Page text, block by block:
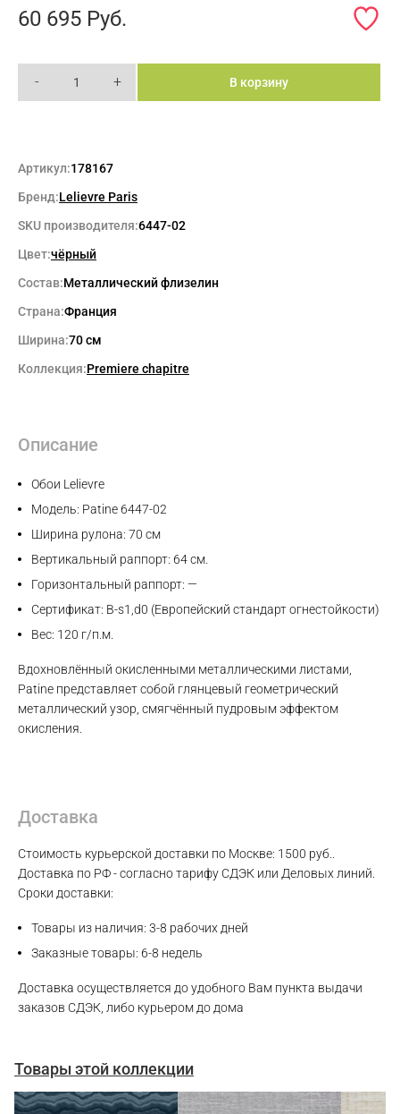
60 695 Руб.
- + В корзину
Артикул:178167
Бренд:Lelievre Paris
SKU производителя:6447-02
Цвет:чёрный
Состав:Металлический флизелин
Страна:Франция
Ширина:70 см
Коллекция:Premiere chapitre
Описание
Обои Lelievre
Модель: Patine 6447-02
Ширина рулона: 70 см
Вертикальный раппорт: 64 см.
Горизонтальный раппорт: —
Сертификат: B-s1,d0 (Европейский стандарт огнестойкости)
Вес: 120 г/п.м.
Вдохновлённый окисленными металлическими листами,
Patine представляет собой глянцевый геометрический
металлический узор, смягчённый пудровым эффектом
окисления.
Доставка
Стоимость курьерской доставки по Москве: 1500 руб..
Доставка по РФ - согласно тарифу СДЭК или Деловых линий.
Сроки доставки:
Товары из наличия: 3-8 рабочих дней
Заказные товары: 6-8 недель
Доставка осуществляется до удобного Вам пункта выдачи
заказов СДЭК, либо курьером до дома
Товары этой коллекции
Telegram